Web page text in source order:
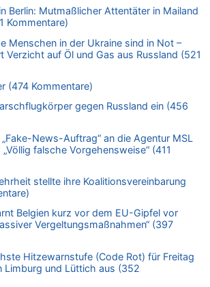
von Ahja zu
in NRW so niedrig wie noch nie
von PvD zu
in Londons City niedergestochen
von Peter S. zu
Rheins in NRW so niedrig wie noch nie
von Hugo Egon Bernhard von Sinnen zu
in Londons City niedergestochen
von Zuhörer zu
Rheins in NRW so niedrig wie noch nie
Rheins in NRW so niedrig wie noch nie
in Londons City niedergestochen
von Kritisch denken zu
in Londons City niedergestochen
von Karli Dall zu
in Londons City niedergestochen
Berlin: Mutmaßlicher Attentäter in Mailand
Kommentare)
Menschen in der Ukraine sind in Not –
Verzicht auf Öl und Gas aus Russland (521
(474 Kommentare)
gegen Russland ein (456
News-Auftrag“ an die Agentur MSL
„Völlig falsche Vorgehensweise“ (411
stellte ihre Koalitionsvereinbarung
Belgien kurz vor dem EU-Gipfel vor
Vergeltungsmaßnahmen“ (397
Hitzewarnstufe (Code Rot) für Freitag
Limburg und Lüttich aus (352